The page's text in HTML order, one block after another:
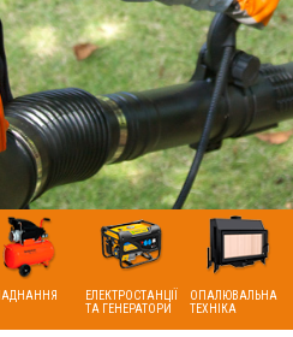
ЕЛЕКТРОСТАНЦІЇ
ТА ГЕНЕРАТОРИ
ОПАЛЮВАЛЬНА
ТЕХНІКА